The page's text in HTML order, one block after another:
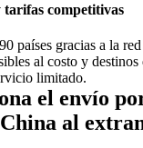
competitivas
países gracias a la
al costo y
limitado.
el envío
China al